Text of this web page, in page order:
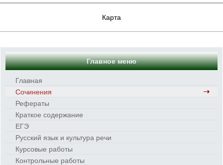
Карта
Главное меню
Главная
Сочинения
Рефераты
Краткое содержание
ЕГЭ
Русский язык и культура речи
Курсовые работы
Контрольные работы